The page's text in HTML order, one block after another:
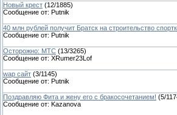
Новый крест (12/1885)
Сообщение от: Putnik
40 млн рублей получит Братск на строительство
Сообщение от: Putnik
Осторожно: МТС (13/3265)
Сообщение от: XRumer23Lof
wap сайт (3/1145)
Сообщение от: Putnik
Поздравляю Фита и жену его с бракосочетанием! (5/
Сообщение от: Kazanova